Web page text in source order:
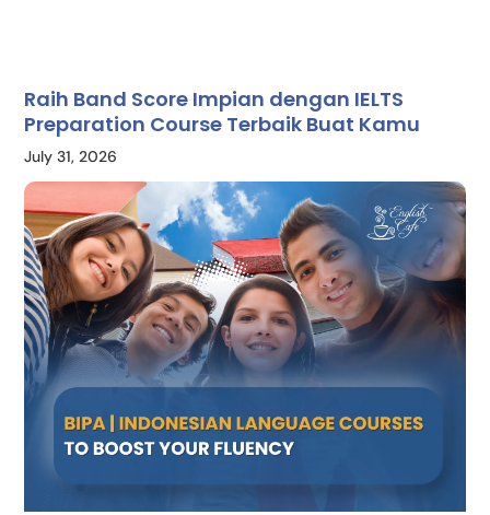
Raih Band Score Impian dengan IELTS
Preparation Course Terbaik Buat Kamu
July 31, 2026